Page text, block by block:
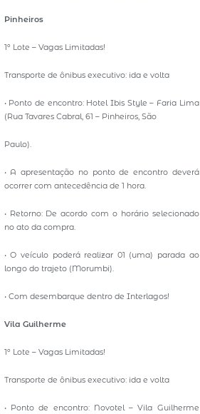
Pinheiros
1º Lote – Vagas Limitadas!
Transporte de ônibus executivo: ida e volta
• Ponto de encontro: Hotel Ibis Style – Faria Lima
(Rua Tavares Cabral, 61 – Pinheiros, São
Paulo).
• A apresentação no ponto de encontro deverá
ocorrer com antecedência de 1 hora.
• Retorno: De acordo com o horário selecionado
no ato da compra.
• O veículo poderá realizar 01 (uma) parada ao
longo do trajeto (Morumbi).
• Com desembarque dentro de Interlagos!
Vila Guilherme
1º Lote – Vagas Limitadas!
Transporte de ônibus executivo: ida e volta
• Ponto de encontro: Novotel – Vila Guilherme